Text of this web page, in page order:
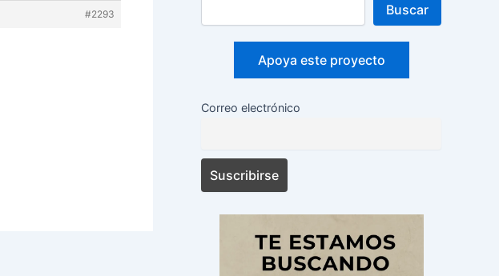
#2293 Buscar
Apoya este proyecto
Correo electrónico